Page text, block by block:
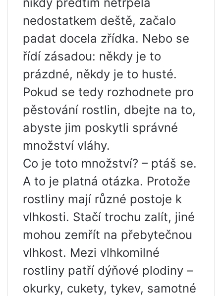
nedostatkem deště, začalo
padat docela zřídka. Nebo se
řídí zásadou: někdy je to
prázdné, někdy je to husté.
Pokud se tedy rozhodnete pro
pěstování rostlin, dbejte na to,
abyste jim poskytli správné
množství vláhy.
Co je toto množství? – ptáš se.
A to je platná otázka. Protože
rostliny mají různé postoje k
vlhkosti. Stačí trochu zalít, jiné
mohou zemřít na přebytečnou
vlhkost. Mezi vlhkomilné
rostliny patří dýňové plodiny –
okurky, cukety, tykev, samotné